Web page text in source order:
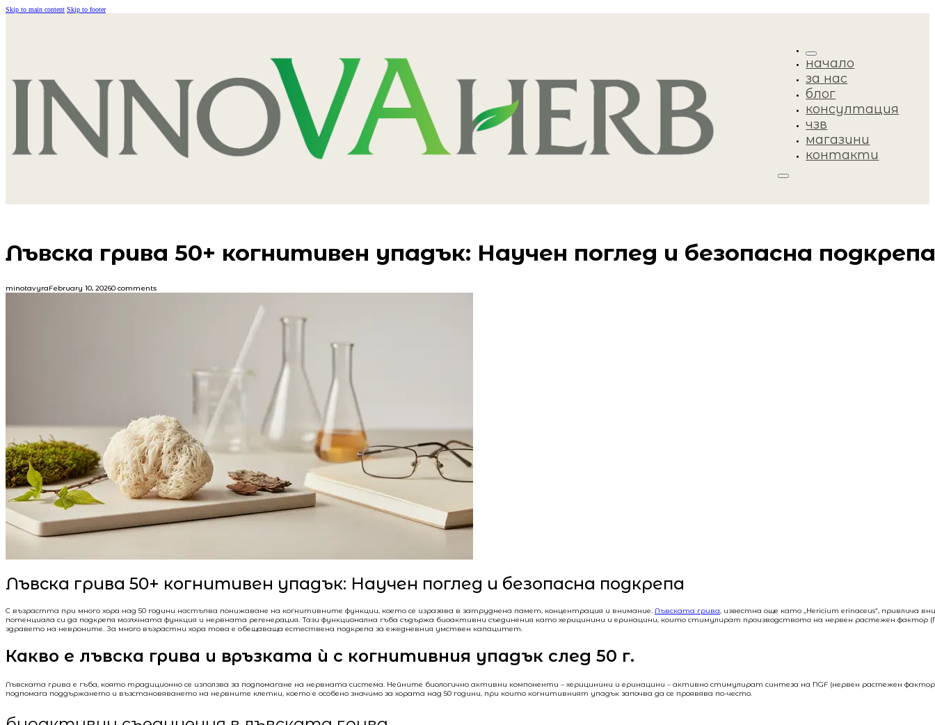
Skip to main content Skip to footer
начало
за нас
блог
консултация
чзв
магазини
контакти
Лъвска грива 50+ когнитивен упадък: Научен поглед и безопасна подкрепa
minotavyraFebruary 10, 20260 comments
Лъвска грива 50+ когнитивен упадък: Научен поглед и безопасна подкрепа
С възрастта при много хора над 50 години настъпва понижаване на когнитивните функции, което се изразява в затруднена памет, концентрация и внимание. Лъвската грива, известна още като „Hericium erinaceus“, привлича
потенциала си да подкрепя мозъчната функция и нервната регенерация. Тази функционална гъба съдържа биоактивни съединения като херицинини и еринацини, които стимулират производството на нервен растежен фактор
здравето на невроните. За много възрастни хора това е обещаваща естествена подкрепа за ежедневния умствен капацитет.
Какво е лъвска грива и връзката ѝ с когнитивния упадък след 50 г.
Лъвската грива е гъба, която традиционно се използва за подпомагане на нервната система. Нейните биологично активни компоненти – херицинини и еринацини – активно стимулират синтеза на NGF (нервен растежен
подпомага поддържането и възстановяването на нервните клетки, което е особено значимо за хората над 50 години, при които когнитивният упадък започва да се проявява по-често.